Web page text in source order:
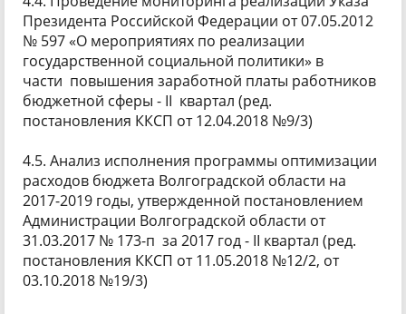
Президента Российской Федерации от 07.05.2012
№ 597 «О мероприятиях по реализации
государственной социальной политики» в
части повышения заработной платы работников
бюджетной сферы - II квартал (ред.
постановления ККСП от 12.04.2018 №9/3)
4.5. Анализ исполнения программы оптимизации
расходов бюджета Волгоградской области на
2017-2019 годы, утвержденной постановлением
Администрации Волгоградской области от
31.03.2017 № 173-п за 2017 год - II квартал (ред.
постановления ККСП от 11.05.2018 №12/2, от
03.10.2018 №19/3)